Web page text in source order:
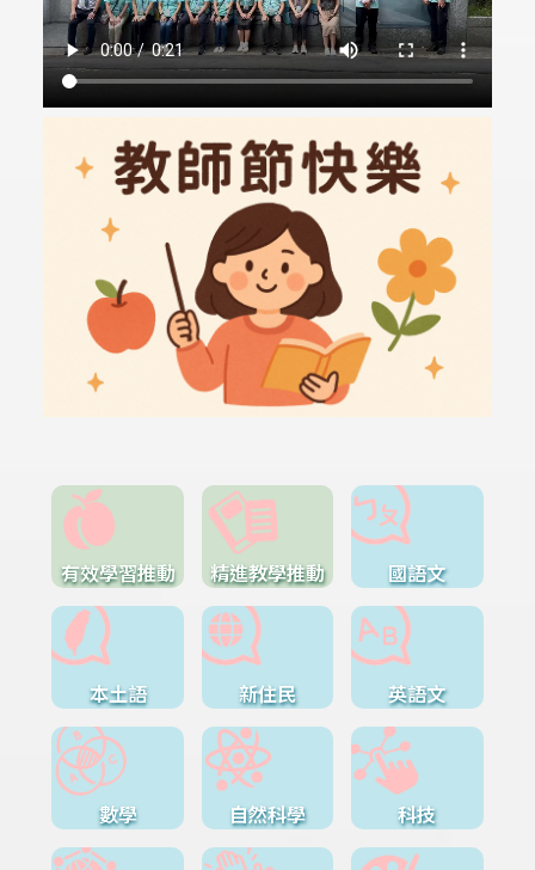
有效學習推動 精進教學推動 國語文
本土語 新住民 英語文
數學 自然科學 科技